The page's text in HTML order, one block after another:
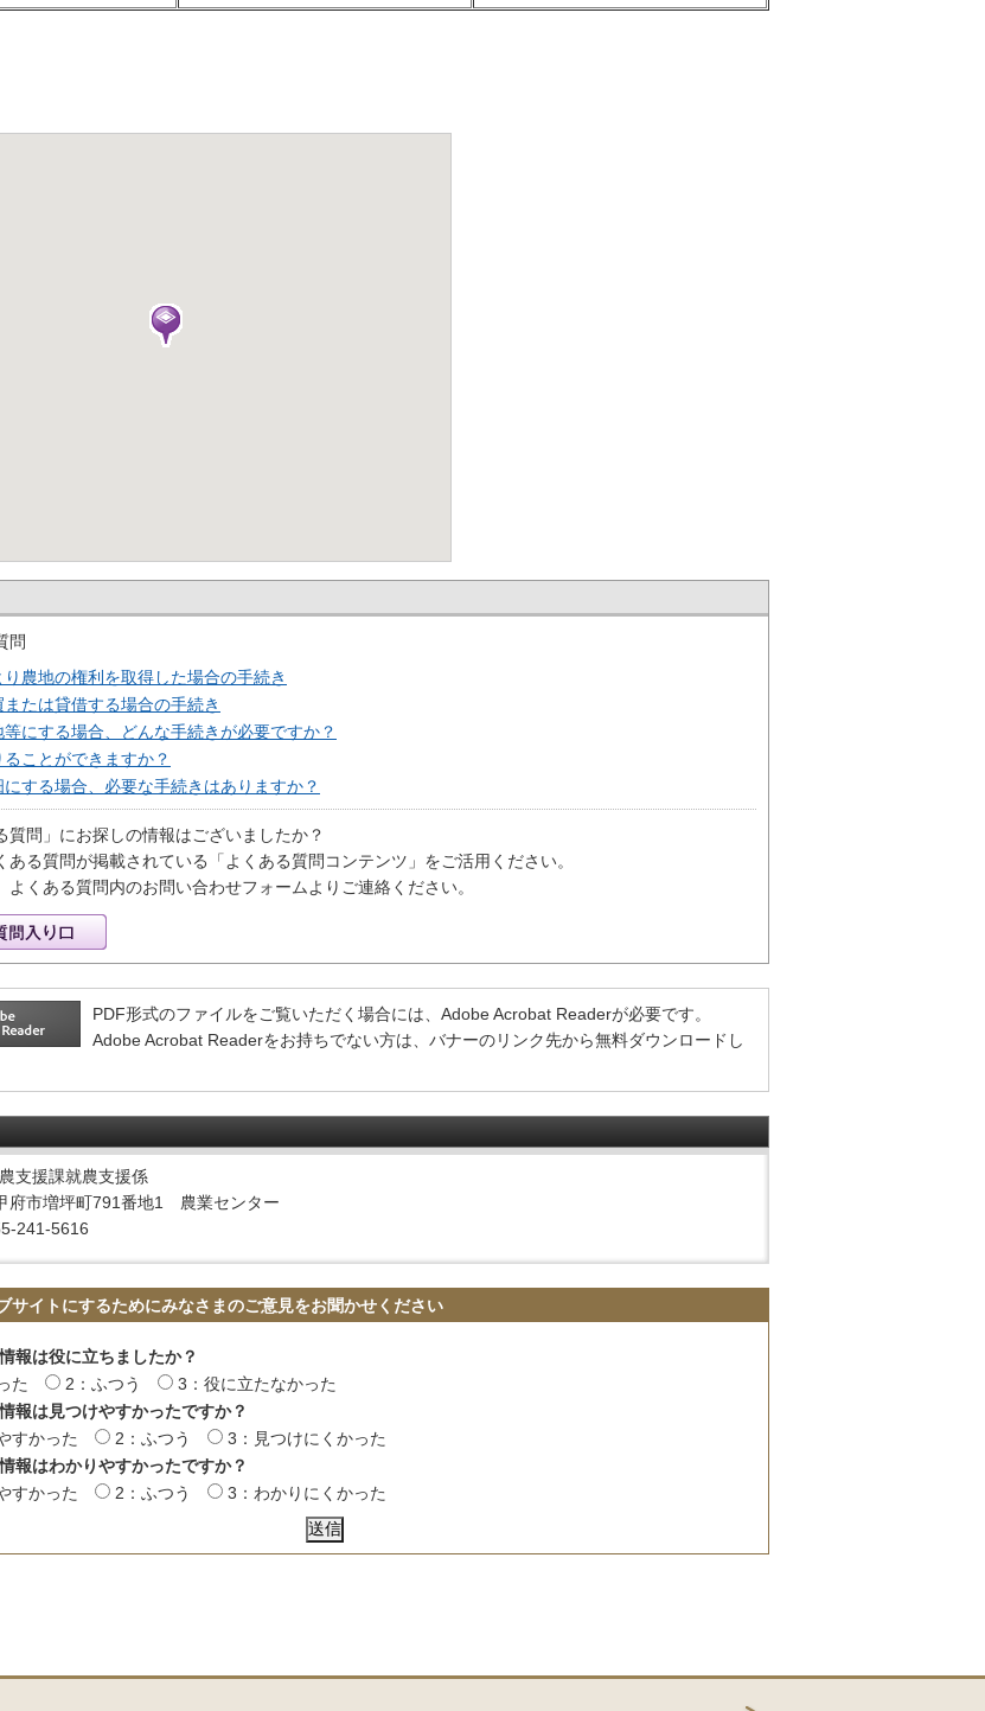
問
農地の権利を取得した場合の手続き
たは貸借する場合の手続き
等にする場合、どんな手続きが必要ですか？
ことができますか？
にする場合、必要な手続きはありますか？
質問」にお探しの情報はございましたか？
ある質問が掲載されている「よくある質問コンテンツ」をご活用ください。
よくある質問内のお問い合わせフォームよりご連絡ください。
PDF形式のファイルをご覧いただく場合には、Adobe Acrobat Readerが必要です。
Adobe Acrobat Readerをお持ちでない方は、バナーのリンク先から無料ダウンロードし
支援課就農支援係
府市増坪町791番地1 農業センター
241-5616
サイトにするためにみなさまのご意見をお聞かせください
報は役に立ちましたか？
た
2：ふつう
3：役に立たなかった
報は見つけやすかったですか？
すかった
2：ふつう
3：見つけにくかった
報はわかりやすかったですか？
すかった
2：ふつう 3：わかりにくかった